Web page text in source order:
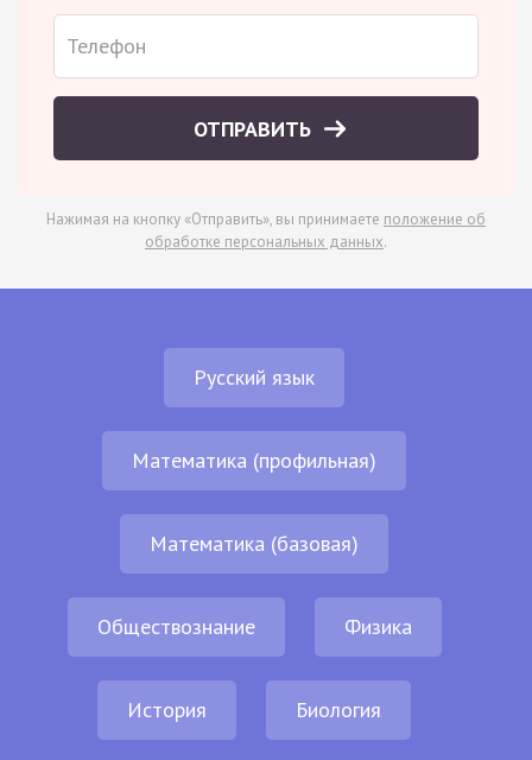
ОТПРАВИТЬ
Нажимая на кнопку «Отправить», вы принимаете положение об
обработке персональных данных.
Русский язык
Математика (профильная)
Математика (базовая)
Обществознание Физика
История Биология